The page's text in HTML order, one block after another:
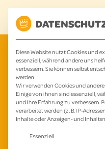
Zum
Inhalt
springen
Diese Website nutzt Cookies und
essenziell, während andere uns
verbessern. Sie können selbst
werden:
Wir verwenden Cookies und
Einige von ihnen sind essenziell,
und Ihre Erfahrung zu verbessern.
verarbeitet werden (z. B. IP-
Inhalte oder Anzeigen- und
Es folgt eine Liste der
Essenziell